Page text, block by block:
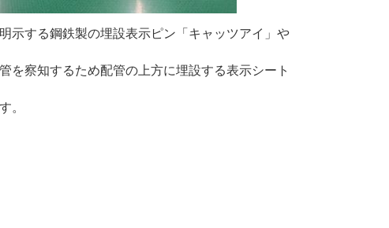
示する鋼鉄製の埋設表示ピン「キャッツアイ」や
を察知するため配管の上方に埋設する表示シート
。